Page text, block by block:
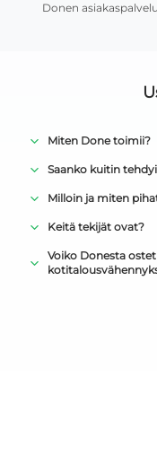
Donen
Miten Done toimii?
Saanko kuitin
Milloin ja miten
Keitä tekijät ovat?
Voiko Donesta